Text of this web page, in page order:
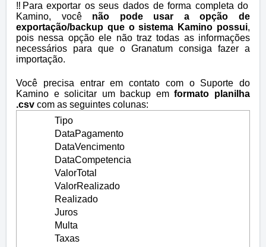
‼️ Para exportar os seus dados de forma completa do
Kamino, você não pode usar a opção de
exportação/backup que o sistema Kamino possui,
pois nessa opção ele não traz todas as informações
necessários para que o Granatum consiga fazer a
importação.
Você precisa entrar em contato com o Suporte do
Kamino e solicitar um backup emformato planilha
.csv com as seguintes colunas:
Tipo
DataPagamento
DataVencimento
DataCompetencia
ValorTotal
ValorRealizado
Realizado
Juros
Multa
Taxas